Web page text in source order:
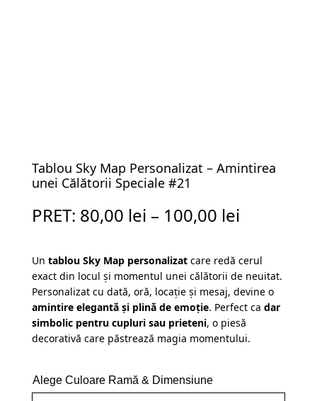
Tablou Sky Map Personalizat – Amintirea
unei Călătorii Speciale #21
PRET: 80,00 lei – 100,00 lei
Un tablou Sky Map personalizatcare redă cerul
exact din locul și momentul unei călătorii de neuitat.
Personalizat cu dată, oră, locație și mesaj, devine o
amintire elegantă și plină de emoție. Perfect ca dar
simbolic pentru cupluri sau prieteni, o piesă
decorativă care păstrează magia momentului.
Alege Culoare Ramă & Dimensiune